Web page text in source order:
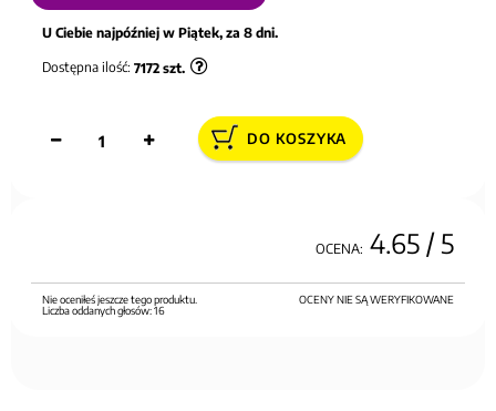
U Ciebie najpóźniej w Piątek, za 8 dni.
Dostępna ilość: 7172 szt.
DO KOSZYKA
OCENA: 4.65 / 5
OCENY NIE SĄ WERYFIKOWANE
Nie oceniłeś jeszcze tego produktu.
Liczba oddanych głosów:16